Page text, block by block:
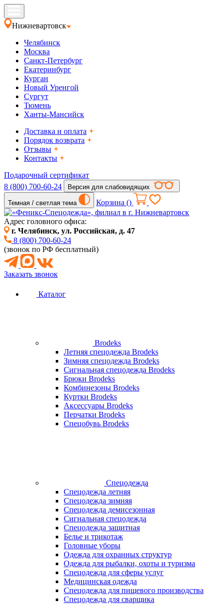
Нижневартовск
Челябинск
Москва
Санкт-Петербург
Екатеринбург
Курган
Новый Уренгой
Сургут
Тюмень
Ханты-Мансийск
Доставка и оплата
Порядок возврата
Отзывы
Контакты
Подарочный сертификат
8 (800) 700-60-24
Версия для слабовидящих
Темная / светлая тема Корзина ()
Адрес головного офиса:
г. Челябинск, ул. Российская, д. 47
8 (800) 700-60-24
(звонок по РФ бесплатный)
Заказать звонок
Каталог
Brodeks
Летняя спецодежда Brodeks
Зимняя спецодежда Brodeks
Сигнальная спецодежда Brodeks
Брюки Brodeks
Комбинезоны Brodeks
Куртки Brodeks
Аксессуары Brodeks
Перчатки Brodeks
Спецобувь Brodeks
Спецодежда
Спецодежда летняя
Спецодежда зимняя
Спецодежда демисезонная
Сигнальная спецодежда
Спецодежда защитная
Белье и трикотаж
Головные уборы
Одежда для охранных структур
Одежда для рыбалки, охоты и туризма
Спецодежда для сферы услуг
Медицинская одежда
Спецодежда для пищевого производства
Спецодежда для сварщика